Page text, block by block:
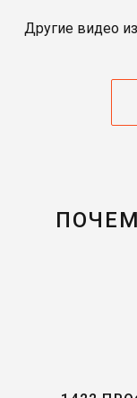
Другие видео